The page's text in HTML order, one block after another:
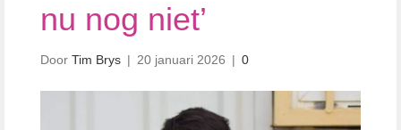
nu nog niet’
Door Tim Brys | 20 januari 2026 | 0